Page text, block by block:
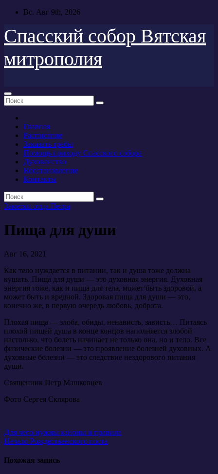
Перейти
содержимому
Вс. Авг 9th, 2026
Спасский собор Вятская
митрополия
Главная
Расписание
Заказать требы
Помощь приходу Спасского собора
Духовенство
Восстановление
Контакты
Заметки отца Петра
Пища для души
Авг 16, 2021
Как тело нуждается в питании, так и душа тоже должна
кушать. Пища для души — это духовная энергия. Духовная
энергия тоже, как и пища для тела, может быть здоровой, а
может быть и вредной. Здоровая пища для души — это,
конечно же, в первую очередь любовь, доброта.
Плохая пища — злоба, обиды, ненависть, зависть… Питаясь
плохой пищей душа в конце концов наполняется злобой
настолько, что болеть начинает не только она, но и тело. Все
физические болезни — это проявление болезней духовных. А
духовные болезни — это следствие нездорового питания
души.
Священник Петр Машковцев
Фото Сергея Склярова
Навигация
по
записям
Для чего нужны каноны и правила
Начало Рождественского поста
Похожая запись